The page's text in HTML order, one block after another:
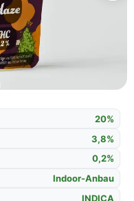
20%
3,8%
0,2%
Indoor-Anbau
INDICA